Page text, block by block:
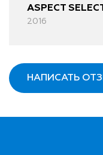
ASPECT
2016
НАПИСАТЬ